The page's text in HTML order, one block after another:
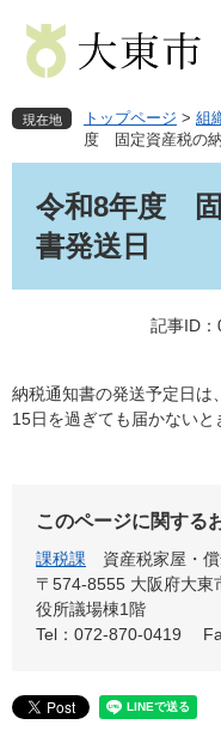
先
で
を
ば
へ
現在地 トップページ > 組
度 固定資産税の
令和8年度 固
書発送日
記事ID
納税通知書の発送予定日は、
15日を過ぎても届かないと
このページに関する
課税課
資産税家屋・
〒574-8555 大阪府大
役所議場棟1階
Tel：072-870-0419